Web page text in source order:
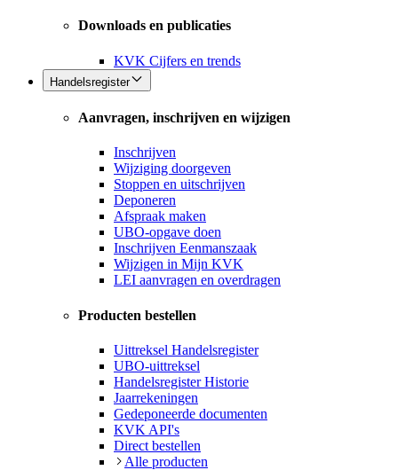
Downloads en publicaties
KVK Cijfers en trends
Handelsregister
Aanvragen, inschrijven en wijzigen
Inschrijven
Wijziging doorgeven
Stoppen en uitschrijven
Deponeren
Afspraak maken
UBO-opgave doen
Inschrijven Eenmanszaak
Wijzigen in Mijn KVK
LEI aanvragen en overdragen
Producten bestellen
Uittreksel Handelsregister
UBO-uittreksel
Handelsregister Historie
Jaarrekeningen
Gedeponeerde documenten
KVK API's
Direct bestellen
Alle producten